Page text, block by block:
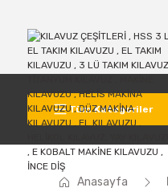
Tüm Kategoriler
Anasayfa